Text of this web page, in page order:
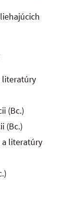
literatúry
(Bc.)
(Bc.)
a literatúry